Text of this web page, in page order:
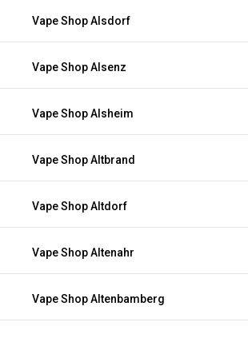
Vape Shop Alsdorf
Vape Shop Alsenz
Vape Shop Alsheim
Vape Shop Altbrand
Vape Shop Altdorf
Vape Shop Altenahr
Vape Shop Altenbamberg